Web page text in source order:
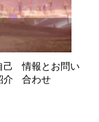
己
介
情報とお問い
合わせ